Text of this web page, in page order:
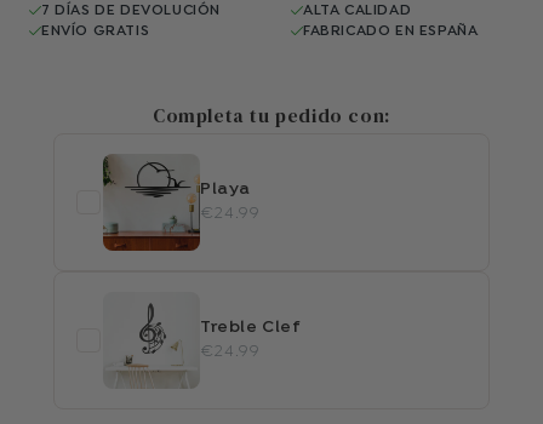
7 DÍAS DE DEVOLUCIÓN
ALTA CALIDAD
ENVÍO GRATIS
FABRICADO EN ESPAÑA
Completa tu pedido con:
Playa
€24.99
Treble Clef
€24.99